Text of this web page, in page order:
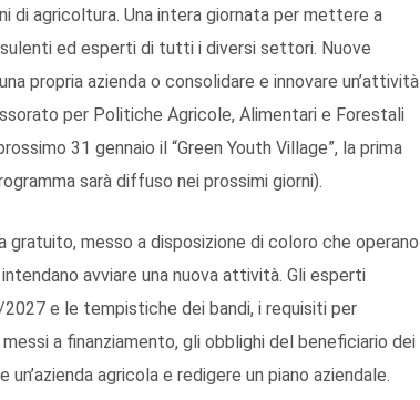
di agricoltura. Una intera giornata per mettere a
ed esperti di tutti i diversi settori. Nuove
propria azienda o consolidare e innovare un’attività
per Politiche Agricole, Alimentari e Forestali
31 gennaio il “Green Youth Village”, la prima
sarà diffuso nei prossimi giorni).
gratuito, messo a disposizione di coloro che operano
avviare una nuova attività. Gli esperti
e le tempistiche dei bandi, i requisiti per
a finanziamento, gli obblighi del beneficiario dei
agricola e redigere un piano aziendale.